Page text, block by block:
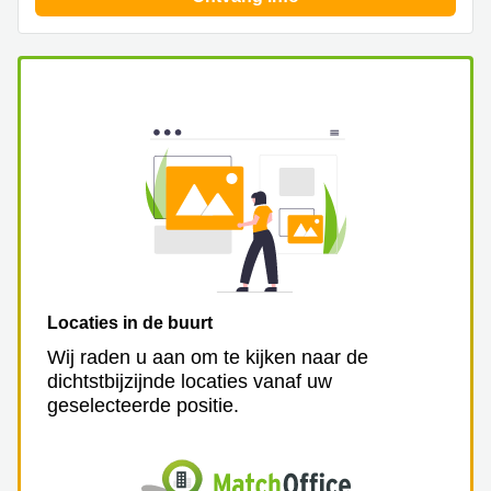
kantoor in
Antwerpen
Locaties in de buurt
Wij raden u aan om te kijken naar de
dichtstbijzijnde locaties vanaf uw
geselecteerde positie.